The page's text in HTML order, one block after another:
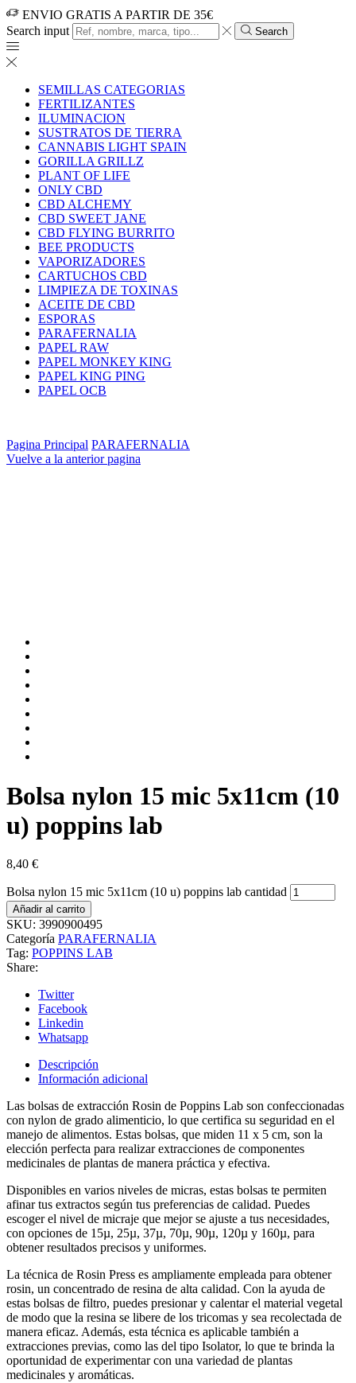
ENVIO GRATIS A PARTIR DE 35€
Search input
Search
SEMILLAS CATEGORIAS
FERTILIZANTES
ILUMINACION
SUSTRATOS DE TIERRA
CANNABIS LIGHT SPAIN
GORILLA GRILLZ
PLANT OF LIFE
ONLY CBD
CBD ALCHEMY
CBD SWEET JANE
CBD FLYING BURRITO
BEE PRODUCTS
VAPORIZADORES
CARTUCHOS CBD
LIMPIEZA DE TOXINAS
ACEITE DE CBD
ESPORAS
PARAFERNALIA
PAPEL RAW
PAPEL MONKEY KING
PAPEL KING PING
PAPEL OCB
Pagina Principal PARAFERNALIA
Vuelve a la anterior pagina
Bolsa nylon 15 mic 5x11cm (10
u) poppins lab
8,40 €
Bolsa nylon 15 mic 5x11cm (10 u) poppins lab cantidad
Añadir al carrito
SKU: 3990900495
Categoría PARAFERNALIA
Tag: POPPINS LAB
Share:
Twitter
Facebook
Linkedin
Whatsapp
Descripción
Información adicional
Las bolsas de extracción Rosin de Poppins Lab son confeccionadas
con nylon de grado alimenticio, lo que certifica su seguridad en el
manejo de alimentos. Estas bolsas, que miden 11 x 5 cm, son la
elección perfecta para realizar extracciones de componentes
medicinales de plantas de manera práctica y efectiva.
Disponibles en varios niveles de micras, estas bolsas te permiten
afinar tus extractos según tus preferencias de calidad. Puedes
escoger el nivel de micraje que mejor se ajuste a tus necesidades,
con opciones de 15µ, 25µ, 37µ, 70µ, 90µ, 120µ y 160µ, para
obtener resultados precisos y uniformes.
La técnica de Rosin Press es ampliamente empleada para obtener
rosin, un concentrado de resina de alta calidad. Con la ayuda de
estas bolsas de filtro, puedes presionar y calentar el material vegetal
de modo que la resina se libere de los tricomas y sea recolectada de
manera eficaz. Además, esta técnica es aplicable también a
extracciones previas, como las del tipo Isolator, lo que te brinda la
oportunidad de experimentar con una variedad de plantas
medicinales y aromáticas.